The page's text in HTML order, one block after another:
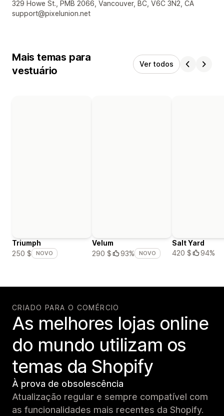
Detalhes de contacto do designer
329 Howe St., PMB 2066, Vancouver, BC, V6C 3N2, CA
support@pixelunion.net
Mais temas para
vestuário
Ver todos
Triumph
250 $
NOVO
Velum
290 $
93% NOVO
Salt Yard
420 $
94%
CRIADO PARA O COMÉRCIO
As melhores lojas online
do mundo utilizam os
temas da Shopify
À prova de obsolescência
Atualização regular e sempre compatível com
as funcionalidades mais recentes da Shopify.